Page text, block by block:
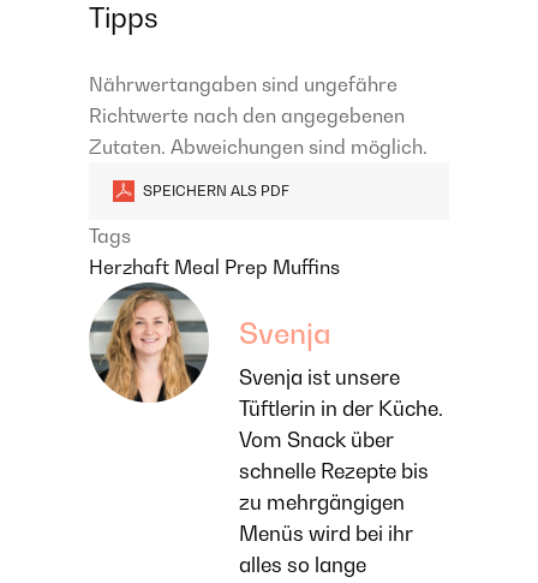
Tipps
Nährwertangaben sind ungefähre
Richtwerte nach den angegebenen
Zutaten. Abweichungen sind möglich.
SPEICHERN ALS PDF
Tags
Herzhaft Meal Prep Muffins
Svenja
Svenja ist unsere
Tüftlerin in der Küche.
Vom Snack über
schnelle Rezepte bis
zu mehrgängigen
Menüs wird bei ihr
alles so lange